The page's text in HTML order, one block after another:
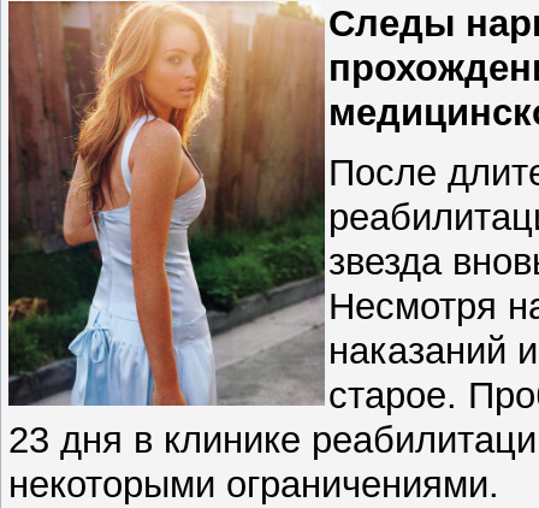
Следы
После
звезда
Несмотря
наказаний
старое.
23 дня в клинике
некоторыми ограничениями.